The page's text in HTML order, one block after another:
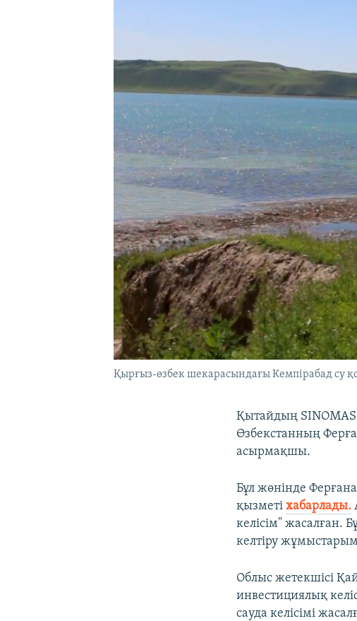
Қырғыз-өзбек шекарасындағы Кемпірабад су
Қытайдың
Өзбекстанның
асырмақшы.
Бұл жөнінде
қызметіхабарлады.
келісім" жасалған.
келтіру
Облыс жетекшісі
инвестициялық
сауда келісімі